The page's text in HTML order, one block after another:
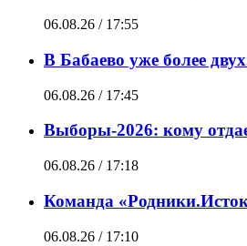
06.08.26 / 17:55
В Бабаево уже более
06.08.26 / 17:45
Выборы-2026: кому
06.08.26 / 17:18
Команда
06.08.26 / 17:10